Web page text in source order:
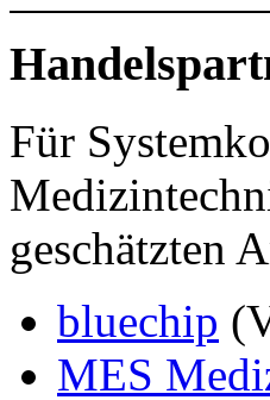
Für
geschätzten
bluechip
MES